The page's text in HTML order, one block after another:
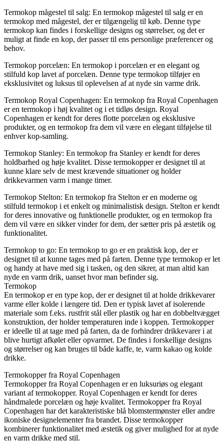
Termokop mågestel til salg: En termokop mågestel til salg er en
termokop med mågestel, der er tilgængelig til køb. Denne type
termokop kan findes i forskellige designs og størrelser, og det er
muligt at finde en kop, der passer til ens personlige præferencer og
behov.
Termokop porcelæn: En termokop i porcelæn er en elegant og
stilfuld kop lavet af porcelæn. Denne type termokop tilføjer en
eksklusivitet og luksus til oplevelsen af at nyde sin varme drik.
Termokop Royal Copenhagen: En termokop fra Royal Copenhagen
er en termokop i høj kvalitet og i et tidløs design. Royal
Copenhagen er kendt for deres flotte porcelæn og eksklusive
produkter, og en termokop fra dem vil være en elegant tilføjelse til
enhver kop-samling.
Termokop Stanley: En termokop fra Stanley er kendt for deres
holdbarhed og høje kvalitet. Disse termokopper er designet til at
kunne klare selv de mest krævende situationer og holder
drikkevarmen varm i mange timer.
Termokop Stelton: En termokop fra Stelton er en moderne og
stilfuld termokop i et enkelt og minimalistisk design. Stelton er kendt
for deres innovative og funktionelle produkter, og en termokop fra
dem vil være en sikker vinder for dem, der sætter pris på æstetik og
funktionalitet.
Termokop to go: En termokop to go er en praktisk kop, der er
designet til at kunne tages med på farten. Denne type termokop er let
og handy at have med sig i tasken, og den sikrer, at man altid kan
nyde en varm drik, uanset hvor man befinder sig.
Termokop
En termokop er en type kop, der er designet til at holde drikkevarer
varme eller kolde i længere tid. Den er typisk lavet af isolerende
materiale som f.eks. rustfrit stål eller plastik og har en dobbeltvægget
konstruktion, der holder temperaturen inde i koppen. Termokopper
er ideelle til at tage med på farten, da de forhindrer drikkevarer i at
blive hurtigt afkølet eller opvarmet. De findes i forskellige designs
og størrelser og kan bruges til både kaffe, te, varm kakao og kolde
drikke.
Termokopper fra Royal Copenhagen
Termokopper fra Royal Copenhagen er en luksuriøs og elegant
variant af termokopper. Royal Copenhagen er kendt for deres
håndmalede porcelæn og høje kvalitet. Termokopper fra Royal
Copenhagen har det karakteristiske blå blomstermønster eller andre
ikoniske designelementer fra brandet. Disse termokopper
kombinerer funktionalitet med æstetik og giver mulighed for at nyde
en varm drikke med stil.